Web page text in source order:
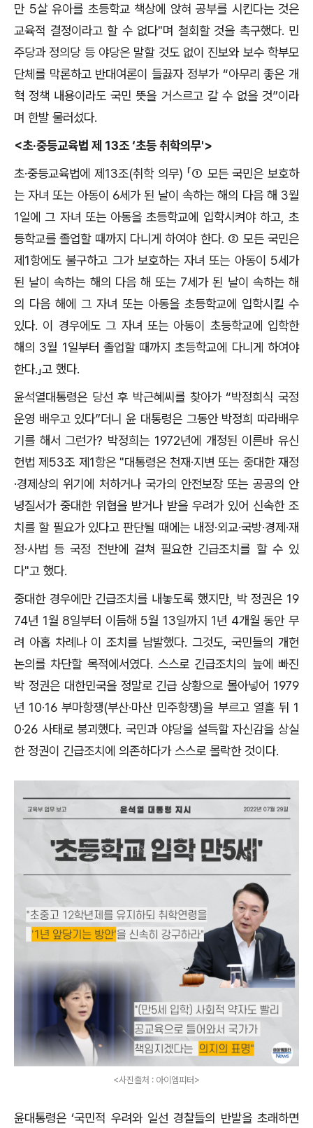
만 5살 유아를 초등학교 책상에 앉혀 공부를 시킨다는 것은
교육적 결정이라고 할 수 없다"며 철회할 것을 촉구했다. 민
주당과 정의당 등 야당은 말할 것도 없이 진보와 보수 학부모
단체를 막론하고 반대여론이 들끓자 정부가 “아무리 좋은 개
혁 정책 내용이라도 국민 뜻을 거스르고 갈 수 없을 것”이라
며 한발 물러섰다.
<초·중등교육법 제 13조 ‘초등 취학의무'>
초·중등교육법에 제13조(취학 의무) 「① 모든 국민은 보호하
는 자녀 또는 아동이 6세가 된 날이 속하는 해의 다음 해 3월
1일에 그 자녀 또는 아동을 초등학교에 입학시켜야 하고, 초
등학교를 졸업할 때까지 다니게 하여야 한다. ② 모든 국민은
제1항에도 불구하고 그가 보호하는 자녀 또는 아동이 5세가
된 날이 속하는 해의 다음 해 또는 7세가 된 날이 속하는 해
의 다음 해에 그 자녀 또는 아동을 초등학교에 입학시킬 수
있다. 이 경우에도 그 자녀 또는 아동이 초등학교에 입학한
해의 3월 1일부터 졸업할 때까지 초등학교에 다니게 하여야
한다.」고 했다.
윤석열대통령은 당선 후 박근혜씨를 찾아가 “박정희식 국정
운영 배우고 있다”더니 윤 대통령은 그동안 박정희 따라배우
기를 해서 그런가? 박정희는 1972년에 개정된 이른바 유신
헌법 제53조 제1항은 "대통령은 천재·지변 또는 중대한 재정
·경제상의 위기에 처하거나 국가의 안전보장 또는 공공의 안
녕질서가 중대한 위협을 받거나 받을 우려가 있어 신속한 조
치를 할 필요가 있다고 판단될 때에는 내정·외교·국방·경제·재
정·사법 등 국정 전반에 걸쳐 필요한 긴급조치를 할 수 있
다"고 했다.
중대한 경우에만 긴급조치를 내놓도록 했지만, 박 정권은 19
74년 1월 8일부터 이듬해 5월 13일까지 1년 4개월 동안 무
려 아홉 차례나 이 조치를 남발했다. 그것도, 국민들의 개헌
논의를 차단할 목적에서였다. 스스로 긴급조치의 늪에 빠진
박 정권은 대한민국을 정말로 긴급 상황으로 몰아넣어 1979
년 10·16 부마항쟁(부산·마산 민주항쟁)을 부르고 열흘 뒤 1
0·26 사태로 붕괴했다. 국민과 야당을 설득할 자신감을 상실
한 정권이 긴급조치에 의존하다가 스스로 몰락한 것이다.
<사진출처 : 아이엠피터>
윤대통령은 ‘국민적 우려와 일선 경찰들의 반발을 초래하면